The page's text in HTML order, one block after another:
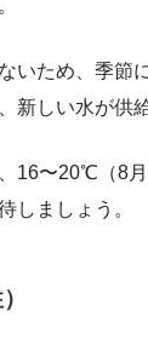
いため、季節
新しい水が供
16〜20℃（8
しましょう。